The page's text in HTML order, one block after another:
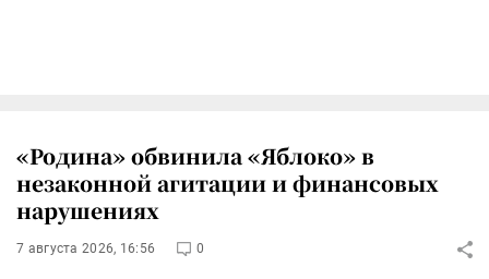
«Родина» обвинила «Яблоко» в
незаконной агитации и финансовых
нарушениях
7 августа 2026, 16:56 0